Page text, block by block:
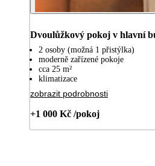
Dvoulůžkový pokoj v hlavní
2 osoby (možná 1 přistýlka)
moderně zařízené pokoje
cca 25 m²
klimatizace
zobrazit podrobnosti
+1 000 Kč /pokoj